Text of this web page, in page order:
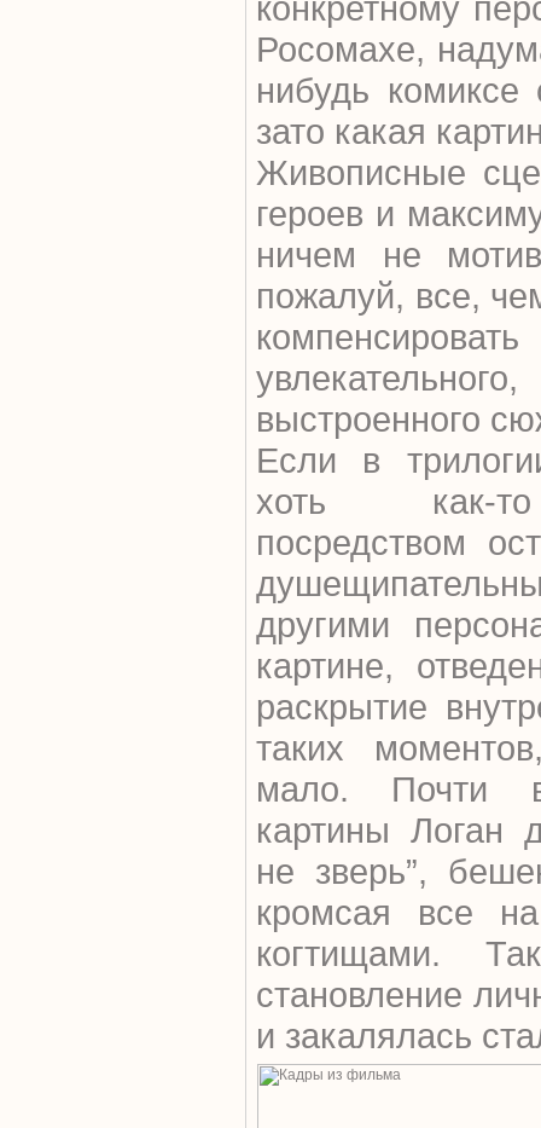
Росомахе,
нибудь комиксе
зато какая
Живописные
героев и
ничем не
пожалуй, все,
выстроенного
Если в
хоть как-
посредством
другими
картине,
раскрытие
таких
мало. Почти
картины Логан
не зверь”,
кромсая все
когтищами.
становление
и закалялась